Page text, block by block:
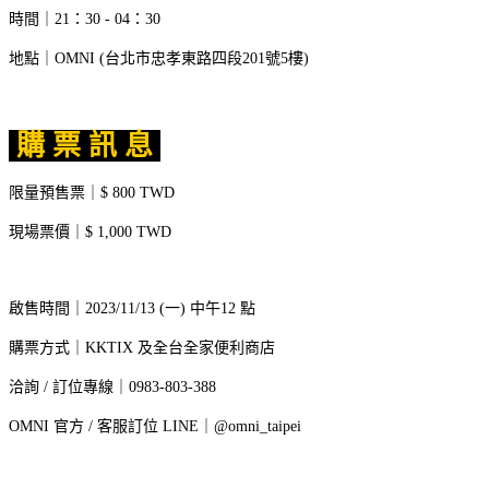
時間｜21：30 - 04：30
地點｜OMNI (台北市忠孝東路四段201號5樓)
購 票 訊 息
限量預售票｜$ 800 TWD
現場票價｜$ 1,000 TWD
啟售時間｜2023/11/13 (一) 中午12 點
購票方式｜KKTIX 及全台全家便利商店
洽詢 / 訂位專線｜0983-803-388
OMNI 官方 / 客服訂位 LINE｜@omni_taipei